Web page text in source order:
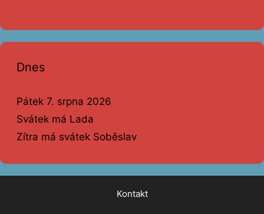
Dnes
Pátek 7. srpna 2026
Svátek má Lada
Zítra má svátek Soběslav
Kontakt